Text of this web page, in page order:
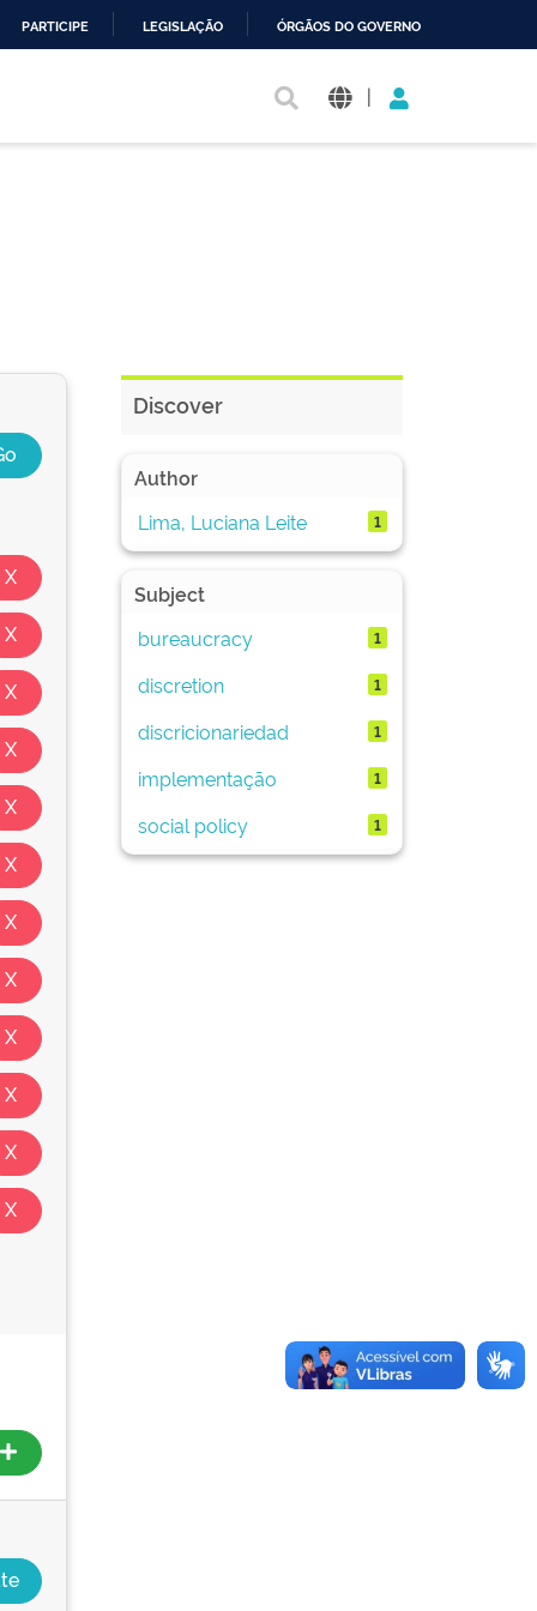
PARTICIPE LEGISLAÇÃO ÓRGÃOS DO GOVERNO
|
Discover
Author
Lima, Luciana Leite
1
Subject
bureaucracy
1
discretion 1
discricionariedad 1
implementação 1
social policy 1